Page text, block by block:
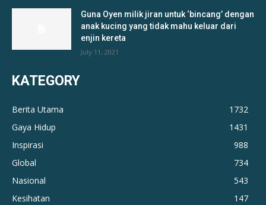
Guna Oyen milik jiran untuk ‘bincang’ dengan
anak kucing yang tidak mahu keluar dari
enjin kereta
July 11, 2021
KATEGORY
Berita Utama
1732
Gaya Hidup
1431
Inspirasi
988
Global
734
Nasional
543
Kesihatan
147